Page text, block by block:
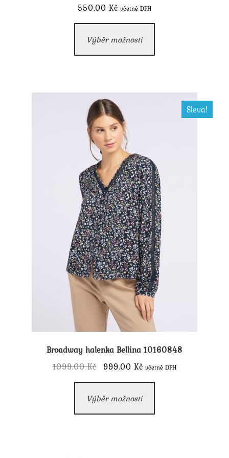
550.00 Kč včetně DPH
Výběr možností
má
Možnosti
produktu
Broadway halenka Bellina 10160848
Sleva!
1099.00Kč
Původní
cena
byla:
999.00KčAktuální
cena
je:
včetně DPH
Výběr možností
má